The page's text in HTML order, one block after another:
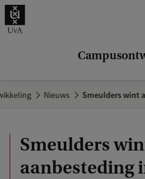
Nieuws Smeulders wint
Smeulders
aanbesteding